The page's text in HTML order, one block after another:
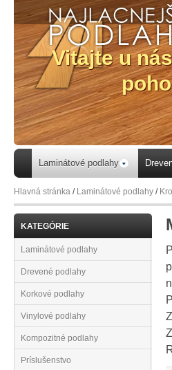
Laminátové podlahy
Hlavná stránka / Laminátové podlahy /
KATEGÓRIE
Laminátové podlahy
Drevené podlahy
Korkové podlahy
Vinylové podlahy
Kompozitné podlahy
Príslušenstvo